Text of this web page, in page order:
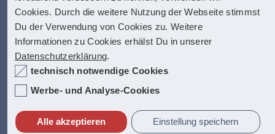
Startseite
Kontakt
Impressum
Datenschutz
Hilfe
Inhalt
Fact-Box
anatom5 ist seit vielen Jahren auf digitale
Barrierefreiheit spezialisiert. Dazu zählen
unter anderem auch barrierefreie PDF-
Dokumente, die allerhöchste Anfoderungen
anatom5 perception marketing
GmbH
Münsterstraße 121
40476 Düsseldorf
Internet:https://www.anatom5.de
Cookies. Durch die weitere Nutzung der Webseite stimmst
Du der Verwendung von Cookies zu. Weitere
Informationen zu Cookies erhälst Du in unserer
Datenschutzerklärung.
technisch notwendige Cookies
Werbe- und Analyse-Cookies
Alle akzeptieren Einstellung speichern